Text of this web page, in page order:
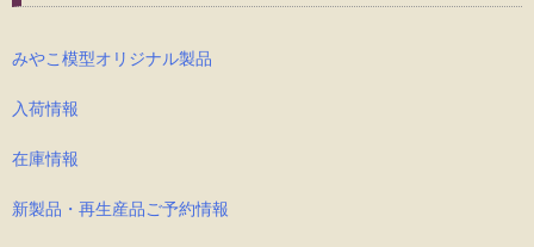
みやこ模型オリジナル製品
入荷情報
在庫情報
新製品・再生産品ご予約情報